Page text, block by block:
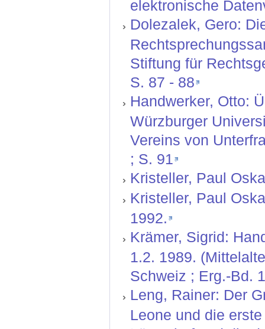
elektronische
Dolezalek, Gero:
Stiftung für
S. 87 - 88
Handwerker, Otto:
Würzburger
Vereins von
; S. 91
Kristeller, Paul
Kristeller, Paul
1992.
Krämer, Sigrid:
1.2. 1989.
Schweiz ; Erg.-Bd.
Leng, Rainer: Der
Leone und die